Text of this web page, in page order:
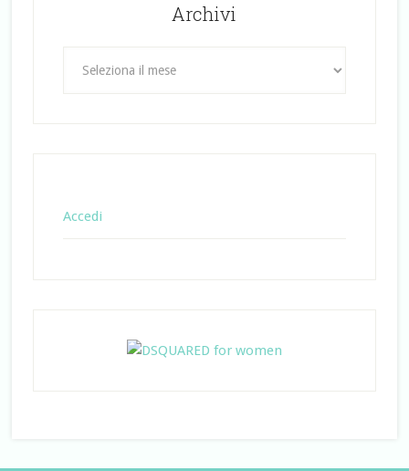
Archivi
Accedi